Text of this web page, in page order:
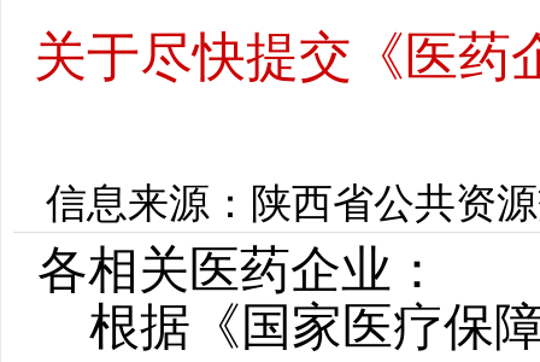
关于尽快提交《医药
信息来源：陕西省公共资
各相关医药企业：
根据《国家医疗保